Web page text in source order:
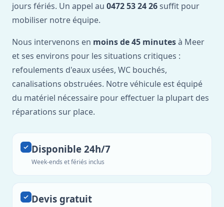
jours fériés. Un appel au 0472 53 24 26 suffit pour
mobiliser notre équipe.
Nous intervenons en moins de 45 minutesà Meer
et ses environs pour les situations critiques :
refoulements d'eaux usées, WC bouchés,
canalisations obstruées. Notre véhicule est équipé
du matériel nécessaire pour effectuer la plupart des
réparations sur place.
Disponible 24h/7
Week-ends et fériés inclus
Devis gratuit